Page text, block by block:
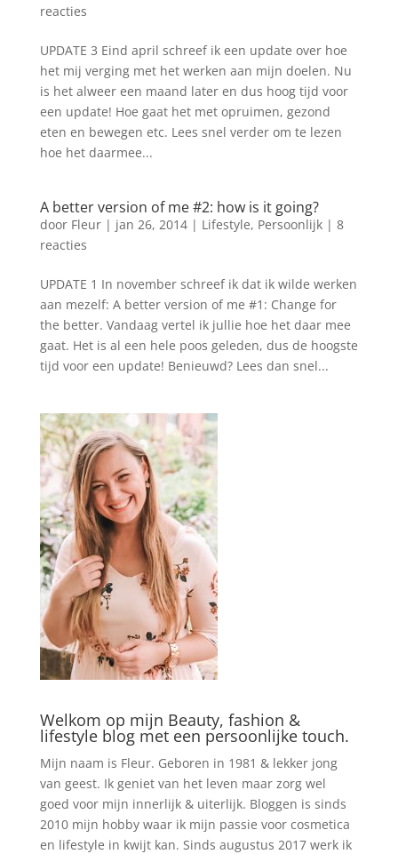
reacties
UPDATE 3 Eind april schreef ik een update over hoe
het mij verging met het werken aan mijn doelen. Nu
is het alweer een maand later en dus hoog tijd voor
een update! Hoe gaat het met opruimen, gezond
eten en bewegen etc. Lees snel verder om te lezen
hoe het daarmee...
A better version of me #2: how is it going?
door Fleur| jan 26, 2014| Lifestyle, Persoonlijk| 8
reacties
UPDATE 1 In november schreef ik dat ik wilde werken
aan mezelf: A better version of me #1: Change for
the better. Vandaag vertel ik jullie hoe het daar mee
gaat. Het is al een hele poos geleden, dus de hoogste
tijd voor een update! Benieuwd? Lees dan snel...
Welkom op mijn Beauty, fashion &
lifestyle blog met een persoonlijke touch.
Mijn naam is Fleur. Geboren in 1981 & lekker jong
van geest. Ik geniet van het leven maar zorg wel
goed voor mijn innerlijk & uiterlijk. Bloggen is sinds
2010 mijn hobby waar ik mijn passie voor cosmetica
en lifestyle in kwijt kan. Sinds augustus 2017 werk ik